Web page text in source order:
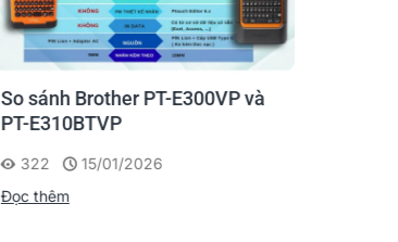
So sánh Brother PT-E300VP và
PT-E310BTVP
322
15/01/2026
Đọc thêm